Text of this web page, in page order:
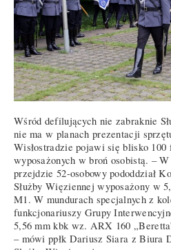
Wśród defilujących nie zabraknie
nie ma w planach prezentacji
Wisłostradzie pojawi się blisko 100
wyposażonych w broń osobistą. –
przejdzie 52-osobowy pododdział
Służby Więziennej wyposażony w
M1. W mundurach specjalnych z
funkcjonariuszy Grupy
5,56 mm kbk wz. ARX 160
– mówi ppłk Dariusz Siara z Biura